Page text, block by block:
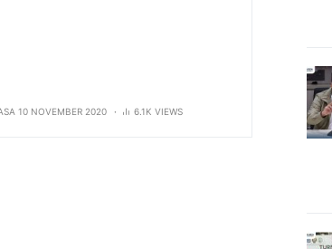
10 NOVEMBER 2020 6.1K VIEWS